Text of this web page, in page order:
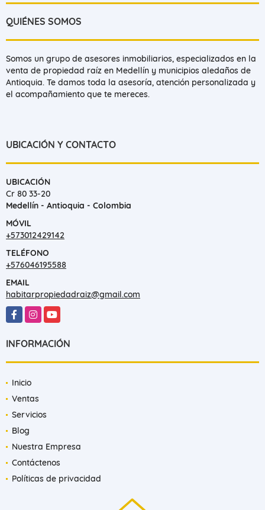
QUIÉNES SOMOS
Somos un grupo de asesores inmobiliarios, especializados en la
venta de propiedad raíz en Medellín y municipios aledaños de
Antioquia. Te damos toda la asesoría, atención personalizada y
el acompañamiento que te mereces.
UBICACIÓN Y CONTACTO
UBICACIÓN
Cr 80 33-20
Medellín - Antioquia - Colombia
MÓVIL
+573012429142
TELÉFONO
+576046195588
EMAIL
habitarpropiedadraiz@gmail.com
FacebookInstagram
YouTube
INFORMACIÓN
Inicio
Ventas
Servicios
Blog
Nuestra Empresa
Contáctenos
Políticas de privacidad